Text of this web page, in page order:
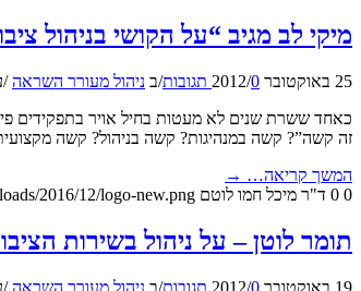
מיקי לב מגיב “על הקושי בניהול
25 באוקטובר 2012 /0 תגובות /ב ניהול מעורר השראה /
כאחד ששרת שנים לא מעטות בחיל אויר בתפקידים
זה קשה”? קשה במנהיגות? קשה בניהול? קשה
המשך קריאה… →
0
0 ד"ר מיכל חמו לוטם 2016/12/logo-new.png
תומר לוטן – על ניהול בשירות
19 באוקטובר 2012 /0 תגובות /ב ניהול מעורר השראה /